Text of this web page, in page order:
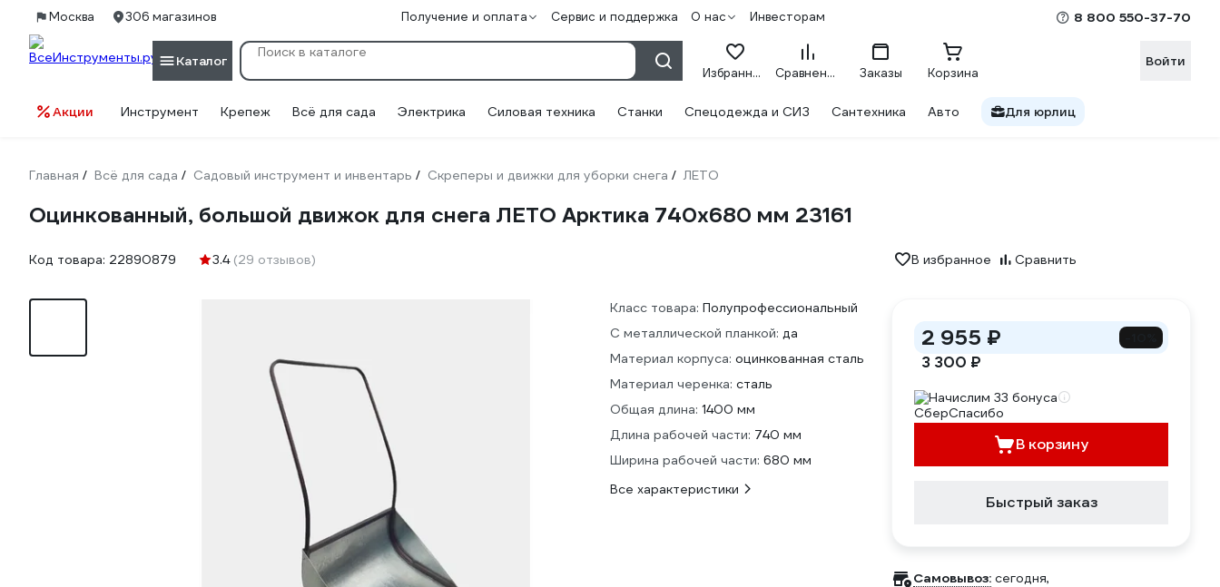
Москва 306 магазинов Получение и оплата Сервис и поддержка О нас Инвесторам 8 800 550-37-70
Каталог
Избранное Сравнение Заказы Корзина
Войти
Акции Инструмент Крепеж Всё для сада Электрика Силовая техника Станки Спецодежда и СИЗ Сантехника Авто Для юрлиц
Главная / Всё для сада / Садовый инструмент и инвентарь / Скреперы и движки для уборки снега / ЛЕТО
Оцинкованный, большой движок для снега ЛЕТО Арктика 740x680 мм 23161
Код товара: 22890879 3.4 (29 отзывов) В избранное Сравнить
Класс товара: Полупрофессиональный
С металлической планкой: да
Материал корпуса: оцинкованная сталь
Материал черенка: сталь
Общая длина: 1400 мм
Длина рабочей части: 740 мм
Ширина рабочей части: 680 мм
Все характеристики
2 955 ₽
3 300 ₽
Начислим 33 бонуса
В корзину
Быстрый заказ
Самовывоз: сегодня,